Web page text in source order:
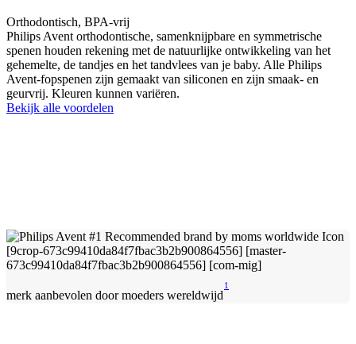
Orthodontisch, BPA-vrij
Philips Avent orthodontische, samenknijpbare en symmetrische
spenen houden rekening met de natuurlijke ontwikkeling van het
gehemelte, de tandjes en het tandvlees van je baby. Alle Philips
Avent-fopspenen zijn gemaakt van siliconen en zijn smaak- en
geurvrij. Kleuren kunnen variëren.
Bekijk alle voordelen
merk aanbevolen door moeders wereldwijd
1